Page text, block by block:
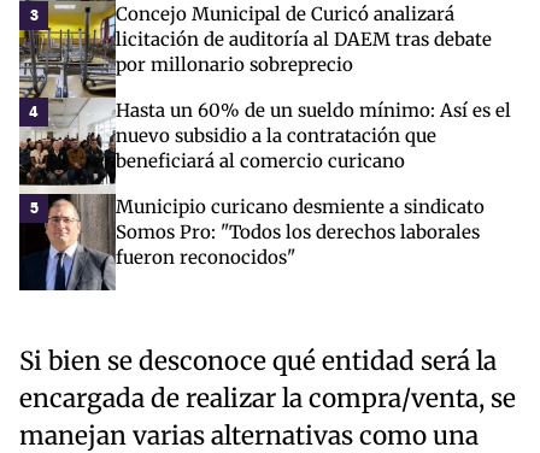
3
Concejo Municipal de Curicó analizará
licitación de auditoría al DAEM tras debate
por millonario sobreprecio
4
Hasta un 60% de un sueldo mínimo: Así es el
nuevo subsidio a la contratación que
beneficiará al comercio curicano
5
Municipio curicano desmiente a sindicato
Somos Pro: "Todos los derechos laborales
fueron reconocidos"
Si bien se desconoce qué entidad será la
encargada de realizar la compra/venta, se
manejan varias alternativas como una